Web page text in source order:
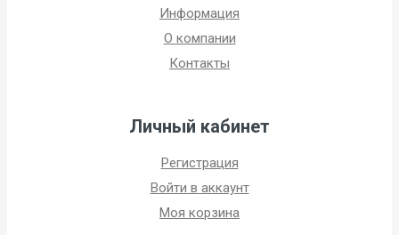
Информация
О компании
Контакты
Личный кабинет
Регистрация
Войти в аккаунт
Моя корзина